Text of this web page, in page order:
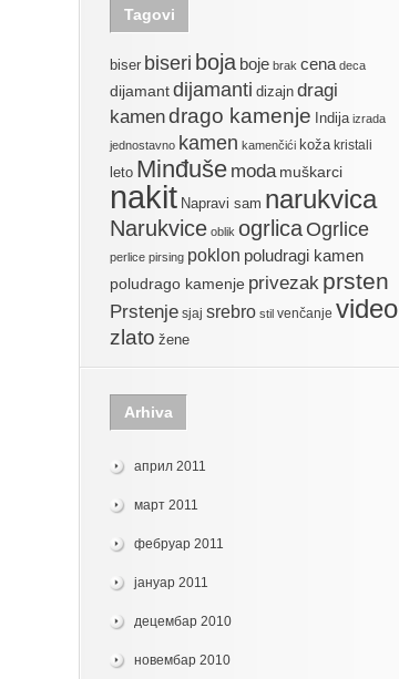
Tagovi
biser biseri boja boje brak cena deca
dijamantdijamanti dizajn dragi
kamendrago kamenje Indija izrada
jednostavno kamen kamenčići koža kristali
leto Minđuše moda muškarci
nakit Napravi sam narukvica
Narukvice oblik ogrlicaOgrlice
perlice pirsing poklon poludragi kamen
poludrago kamenje privezak prsten
Prstenje sjaj srebro stil venčanje video
zlato žene
Arhiva
април 2011
март 2011
фебруар 2011
јануар 2011
децембар 2010
новембар 2010